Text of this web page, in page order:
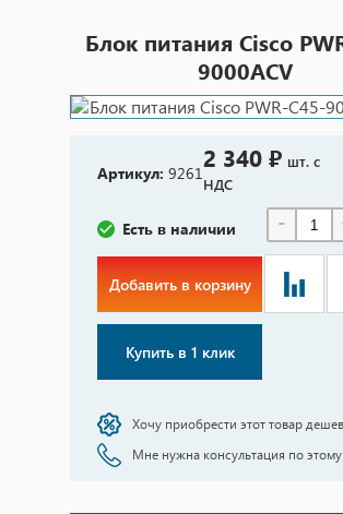
Блок питания Cisco
9000ACV
Артикул: 92612 340 ₽ шт. с
НДС
Есть в наличии -
Добавить в корзину
Купить в 1 клик
Хочу приобрести этот товар
Мне нужна консультация по этому